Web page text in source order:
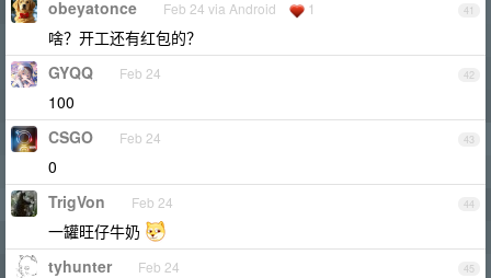
41
obeyatonce Feb 24 via Android 1
啥？开工还有红包的？
42
GYQQ Feb 24
100
43
CSGO Feb 24
0
44
TrigVon Feb 24
一罐旺仔牛奶
45
tyhunter Feb 24